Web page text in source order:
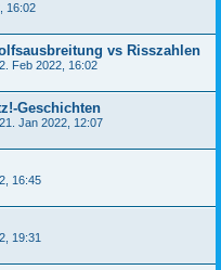
16:02
vs Risszahlen
2. Feb 2022, 16:02
Geschichten
21. Jan 2022, 12:07
16:45
19:31